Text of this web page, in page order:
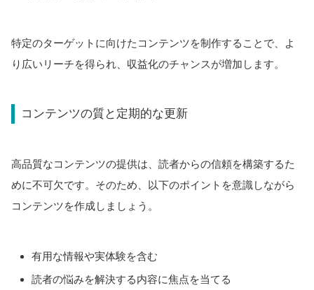
特定のターゲットに向けたコンテンツを制作することで、よ
り広いリーチを得られ、収益化のチャンスが増加します。
コンテンツの質と定期的な更新
高品質なコンテンツの提供は、読者からの信頼を構築するた
めに不可欠です。そのため、以下のポイントを意識しながら
コンテンツを作成しましょう。
有用な情報や実体験を含む
読者の悩みを解決する内容に焦点を当てる